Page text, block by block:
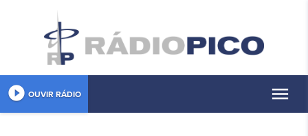
play_circle_filled OUVIR RÁDIO menu